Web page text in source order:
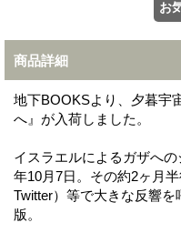
商品詳細
地下BOOKSより、夕暮宇
へ』が入荷しました。
イスラエルによるガザへ
年10月7日。その約2ヶ月
Twitter）等で大きな反響
版。